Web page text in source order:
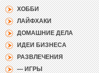
ХОББИ
ЛАЙФХАКИ
ДОМАШНИЕ ДЕЛА
ИДЕИ БИЗНЕСА
РАЗВЛЕЧЕНИЯ
— ИГРЫ